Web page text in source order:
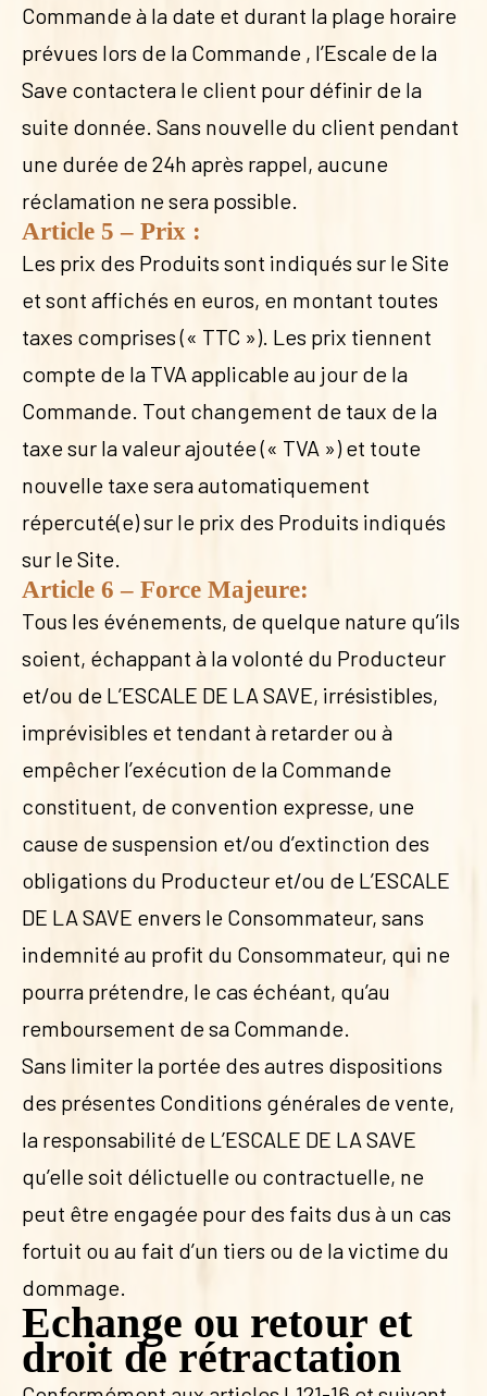
Commande à la date et durant la plage horaire
prévues lors de la Commande , l’Escale de la
Save contactera le client pour définir de la
suite donnée. Sans nouvelle du client pendant
une durée de 24h après rappel, aucune
réclamation ne sera possible.
Article 5 – Prix :
Les prix des Produits sont indiqués sur le Site
et sont affichés en euros, en montant toutes
taxes comprises (« TTC »). Les prix tiennent
compte de la TVA applicable au jour de la
Commande. Tout changement de taux de la
taxe sur la valeur ajoutée (« TVA ») et toute
nouvelle taxe sera automatiquement
répercuté(e) sur le prix des Produits indiqués
sur le Site.
Article 6 – Force Majeure:
Tous les événements, de quelque nature qu’ils
soient, échappant à la volonté du Producteur
et/ou de L’ESCALE DE LA SAVE, irrésistibles,
imprévisibles et tendant à retarder ou à
empêcher l’exécution de la Commande
constituent, de convention expresse, une
cause de suspension et/ou d’extinction des
obligations du Producteur et/ou de L’ESCALE
DE LA SAVE envers le Consommateur, sans
indemnité au profit du Consommateur, qui ne
pourra prétendre, le cas échéant, qu’au
remboursement de sa Commande.
Sans limiter la portée des autres dispositions
des présentes Conditions générales de vente,
la responsabilité de L’ESCALE DE LA SAVE
qu’elle soit délictuelle ou contractuelle, ne
peut être engagée pour des faits dus à un cas
fortuit ou au fait d’un tiers ou de la victime du
dommage.
Echange ou retour et
droit de rétractation